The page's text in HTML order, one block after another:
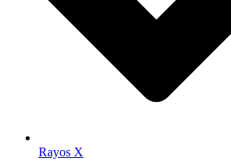
Rayos X